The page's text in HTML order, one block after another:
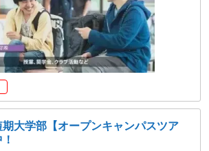
大学部【オープンキャンパスツア